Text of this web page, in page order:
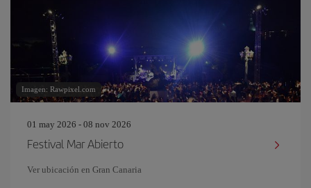
Imagen: Rawpixel.com
01 may 2026 - 08 nov 2026
Festival Mar Abierto
Ver ubicación en Gran Canaria